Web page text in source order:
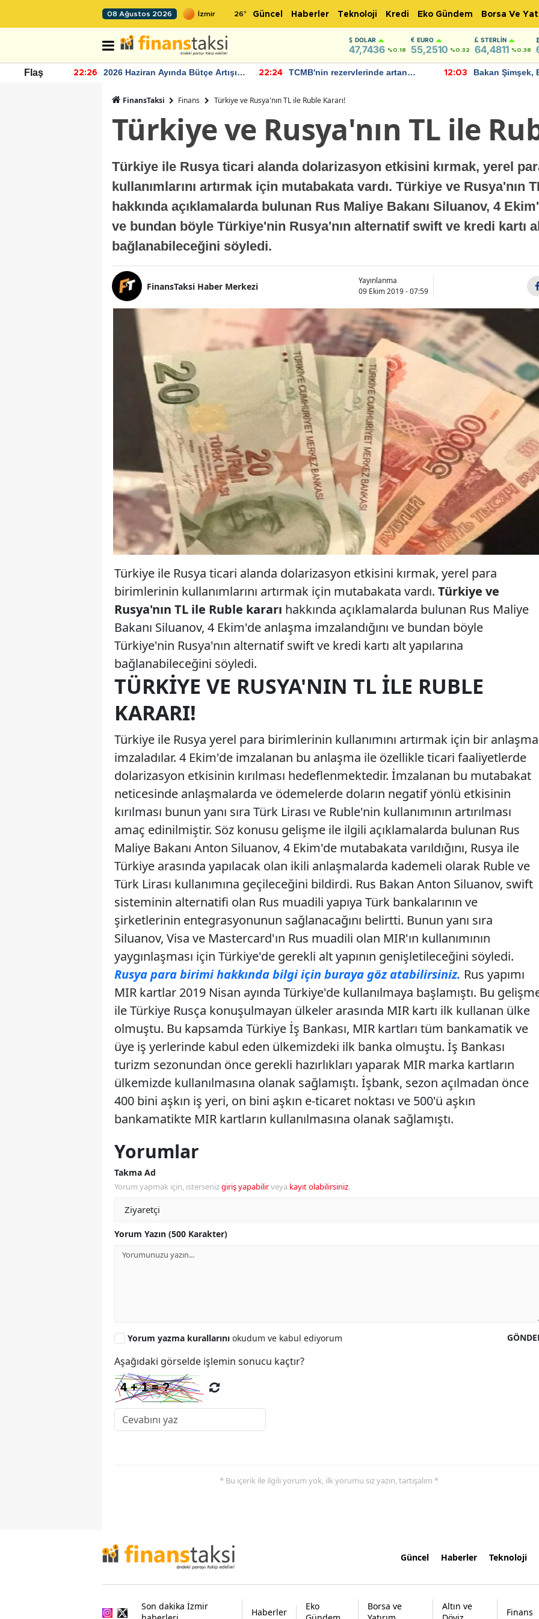
08 Ağustos 2026 26° Güncel Haberler Teknoloji Kredi Eko Gündem Borsa Ve
DOLAR
47,7436 %0.18
EURO
55,2510 %0.32
STERLIN
64,4811 %0.38
Flaş 22:26
2026 Haziran Ayında Bütçe Artışı
22:24
TCMB'nin rezervlerinde artan
12:03
Bakan Şimşek,
FinansTaksi Finans Türkiye ve Rusya'nın TL ile Ruble Kararı!
Türkiye ve Rusya'nın TL ile
Türkiye ile Rusya ticari alanda dolarizasyon etkisini kırmak, yerel
kullanımlarını artırmak için mutabakata vardı. Türkiye ve Rusya'nın
hakkında açıklamalarda bulunan Rus Maliye Bakanı Siluanov, 4
ve bundan böyle Türkiye'nin Rusya'nın alternatif swift ve kredi kartı
bağlanabileceğini söyledi.
FinansTaksi Haber Merkezi
Yayınlanma
09 Ekim 2019 - 07:59
Türkiye ile Rusya ticari alanda dolarizasyon etkisini kırmak, yerel para
birimlerinin kullanımlarını artırmak için mutabakata vardı. Türkiye ve
Rusya'nın TL ile Ruble kararı hakkında açıklamalarda bulunan Rus Maliye
Bakanı Siluanov, 4 Ekim'de anlaşma imzalandığını ve bundan böyle
Türkiye'nin Rusya'nın alternatif swift ve kredi kartı alt yapılarına
bağlanabileceğini söyledi.
TÜRKIYE VE RUSYA'NIN TL ILE RUBLE
KARARI!
Türkiye ile Rusya yerel para birimlerinin kullanımını artırmak için bir anlaşma
imzaladılar. 4 Ekim'de imzalanan bu anlaşma ile özellikle ticari faaliyetlerde
dolarizasyon etkisinin kırılması hedeflenmektedir. İmzalanan bu mutabakat
neticesinde anlaşmalarda ve ödemelerde doların negatif yönlü etkisinin
kırılması bunun yanı sıra Türk Lirası ve Ruble'nin kullanımının artırılması
amaç edinilmiştir. Söz konusu gelişme ile ilgili açıklamalarda bulunan Rus
Maliye Bakanı Anton Siluanov, 4 Ekim'de mutabakata varıldığını, Rusya ile
Türkiye arasında yapılacak olan ikili anlaşmalarda kademeli olarak Ruble ve
Türk Lirası kullanımına geçileceğini bildirdi. Rus Bakan Anton Siluanov, swift
sisteminin alternatifi olan Rus muadili yapıya Türk bankalarının ve
şirketlerinin entegrasyonunun sağlanacağını belirtti. Bunun yanı sıra
Siluanov, Visa ve Mastercard'ın Rus muadili olan MIR'ın kullanımının
yaygınlaşması için Türkiye'de gerekli alt yapının genişletileceğini söyledi.
Rusya para birimi hakkında bilgi için buraya göz atabilirsiniz. Rus yapımı
MIR kartlar 2019 Nisan ayında Türkiye'de kullanılmaya başlamıştı. Bu
ile Türkiye Rusça konuşulmayan ülkeler arasında MIR kartı ilk kullanan ülke
olmuştu. Bu kapsamda Türkiye İş Bankası, MIR kartları tüm bankamatik ve
üye iş yerlerinde kabul eden ülkemizdeki ilk banka olmuştu. İş Bankası
turizm sezonundan önce gerekli hazırlıkları yaparak MIR marka kartların
ülkemizde kullanılmasına olanak sağlamıştı. İşbank, sezon açılmadan önce
400 bini aşkın iş yeri, on bini aşkın e-ticaret noktası ve 500'ü aşkın
bankamatikte MIR kartların kullanılmasına olanak sağlamıştı.
Yorumlar
Takma Ad
Yorum yapmak için, istersenizgiriş yapabilirveya kayıt olabilirsiniz.
Yorum Yazın (500 Karakter)
Yorum yazma kurallarını okudum ve kabul ediyorum
Aşağıdaki görselde işlemin sonucu kaçtır?
* Bu içerik ile ilgili yorum yok, ilk yorumu siz yazın, tartışalım *
Güncel Haberler Teknoloji
Son dakika İzmir
Haberler
Eko
Borsa ve
Altın ve
Finans